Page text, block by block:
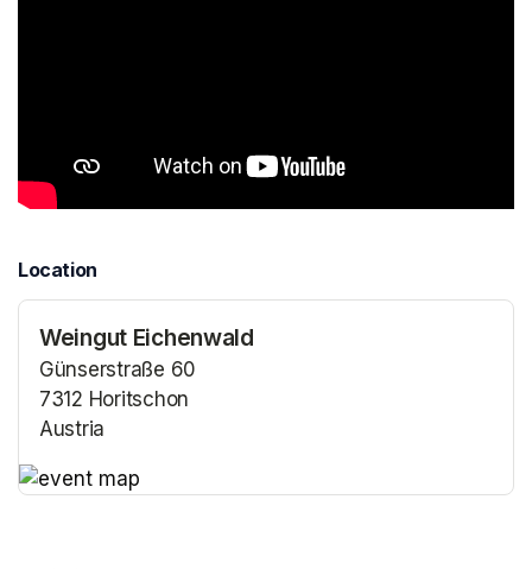
Location
Weingut Eichenwald
Günserstraße 60
7312 Horitschon
Austria